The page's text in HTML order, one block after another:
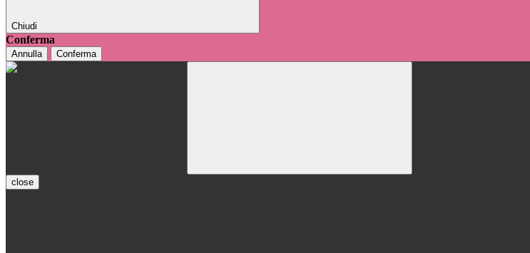
Chiudi
Conferma
Annulla Conferma
close